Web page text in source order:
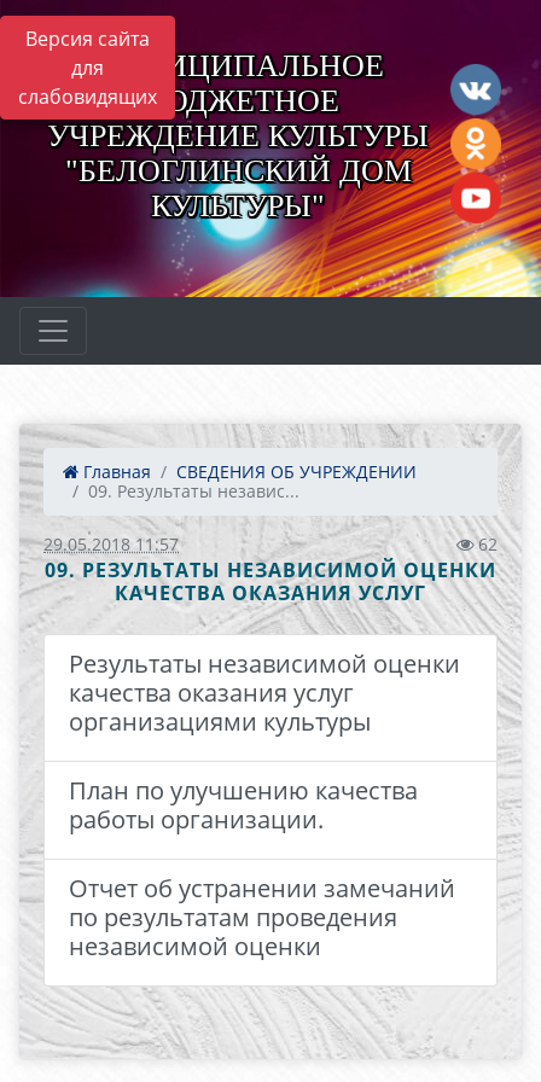
Версия сайта
для
слабовидящих
МУНИЦИПАЛЬНОЕ
БЮДЖЕТНОЕ
УЧРЕЖДЕНИЕ КУЛЬТУРЫ
"БЕЛОГЛИНСКИЙ ДОМ
КУЛЬТУРЫ"
Главная
СВЕДЕНИЯ ОБ УЧРЕЖДЕНИИ
09. Результаты независ...
29.05.2018 11:57 62
09. РЕЗУЛЬТАТЫ НЕЗАВИСИМОЙ ОЦЕНКИ
КАЧЕСТВА ОКАЗАНИЯ УСЛУГ
Результаты независимой оценки
качества оказания услуг
организациями культуры
План по улучшению качества
работы организации.
Отчет об устранении замечаний
по результатам проведения
независимой оценки